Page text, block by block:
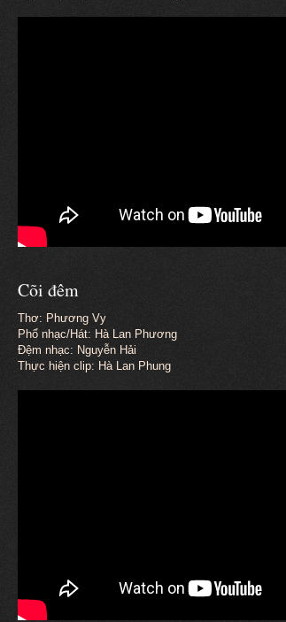
Cõi đêm
Thơ: Phương Vy
Phổ nhạc/Hát: Hà Lan Phương
Đệm nhạc: Nguyễn Hải
Thực hiện clip: Hà Lan Phung